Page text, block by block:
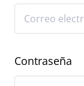
Contraseña